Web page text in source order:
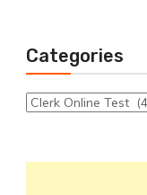
Categories
Categories